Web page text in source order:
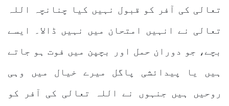
تعالی کی آفر کو قبول نہیں کیا چنانچہ اللہ
تعالی نے انہیں امتحان میں نہیں ڈالا۔ ایسے
بچے، جو دوران حمل اور بچپن میں فوت ہو جاتے
ہیں یا پیدائشی پاگل میرے خیال میں وہی
روحیں ہیں جنہوں نے اللہ تعالی کی آفر کو